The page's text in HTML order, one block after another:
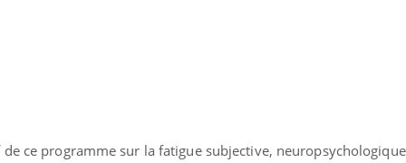
ce programme sur la fatigue subjective,